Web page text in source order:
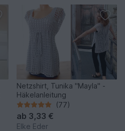
Netzshirt, Tunika "Mayla" -
Häkelanleitung
(77)
ab 3,33 €
Elke Eder